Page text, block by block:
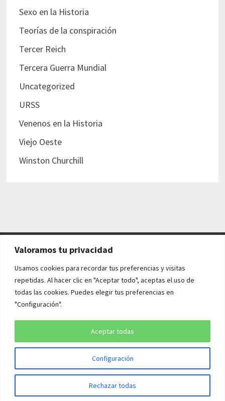
Valoramos tu privacidad
Usamos cookies para recordar tus preferencias y visitas
repetidas. Al hacer clic en "Aceptar todo", aceptas el uso de
todas las cookies. Puedes elegir tus preferencias en
"Configuración".
Configuración
Rechazar todas
Aceptar todas
Sexo en la Historia
Teorías de la conspiración
Tercer Reich
Tercera Guerra Mundial
Uncategorized
URSS
Venenos en la Historia
Viejo Oeste
Winston Churchill
AVISO LEGAL Y POLÍTICAS
Aviso legal
Política de cookies
Copyright © 2026¡QUÉ HISTORIA!. Funciona conWordPressy